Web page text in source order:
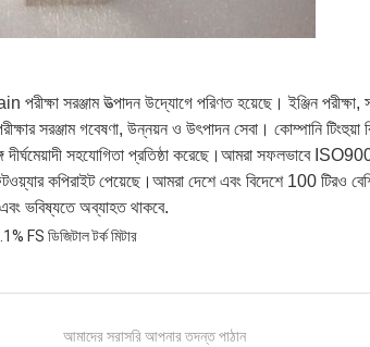
সরঞ্জাম উত্পাদন উদ্যোগে পরিণত হয়েছে। ইঞ্জিন পরীক্ষা,
সরঞ্জাম গবেষণা, উন্নয়ন ও উৎপাদন সেবা। কোম্পানি টিংহুয়া
দীর্ঘমেয়াদী সহযোগিতা প্রতিষ্ঠা করেছে।আমরা সফলভাবে
কপিরাইট পেয়েছে।আমরা দেশে এবং বিদেশে 100 টিরও
এবং ভবিষ্যতে অব্যাহত থাকবে.
FS ডিজিটাল টর্ক মিটার
আমাদের সরাসরি আপনার তদন্ত পাঠান